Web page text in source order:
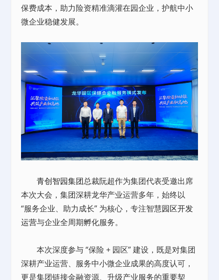
保费成本，助力险资精准滴灌在园企业，护航中小
微企业稳健发展。
青创智园集团总裁阮超作为集团代表受邀出席
本次大会，集团深耕龙华产业运营多年，始终以
“服务企业、助力成长” 为核心，专注智慧园区开发
运营与企业全周期孵化服务。
本次深度参与 “保险 + 园区” 建设，既是对集团
深耕产业运营、服务中小微企业成果的高度认可，
更是集团链接金融资源、升级产业服务的重要契